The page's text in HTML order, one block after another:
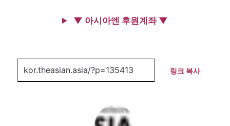
▼ 아시아엔 후원계좌 ▼
링크 복사